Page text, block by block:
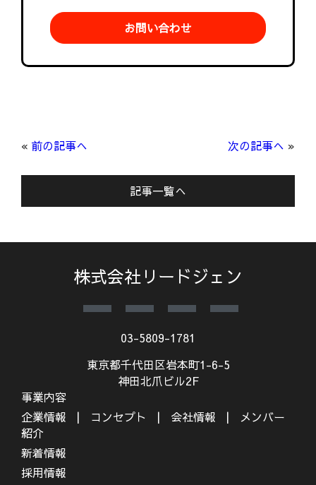
お問い合わせ
« 前の記事へ 次の記事へ »
記事一覧へ
株式会社リードジェン
03-5809-1781
東京都千代田区岩本町1-6-5
神田北爪ビル2F
事業内容
企業情報
コンセプト 会社情報
メンバー
紹介
新着情報
採用情報